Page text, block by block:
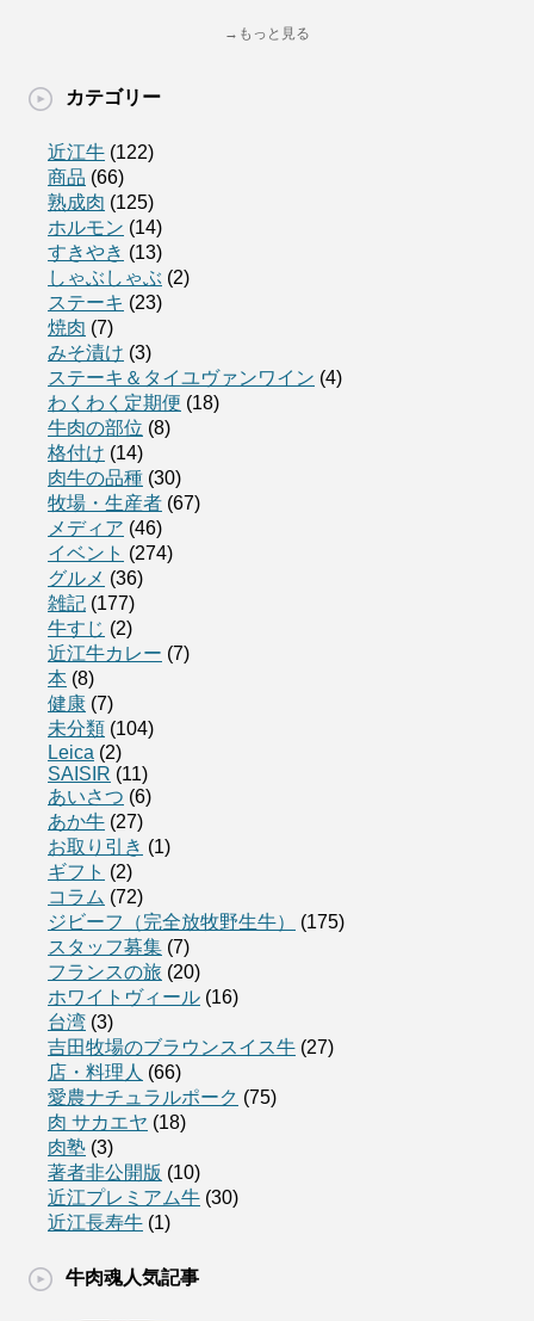
→もっと見る
カテゴリー
近江牛 (122)
商品 (66)
熟成肉 (125)
ホルモン (14)
すきやき (13)
しゃぶしゃぶ (2)
ステーキ (23)
焼肉 (7)
みそ漬け (3)
ステーキ＆タイユヴァンワイン (4)
わくわく定期便 (18)
牛肉の部位 (8)
格付け (14)
肉牛の品種 (30)
牧場・生産者 (67)
メディア (46)
イベント (274)
グルメ (36)
雑記 (177)
牛すじ (2)
近江牛カレー (7)
本 (8)
健康 (7)
未分類 (104)
Leica (2)
SAISIR (11)
あいさつ (6)
あか牛 (27)
お取り引き (1)
ギフト (2)
コラム (72)
ジビーフ（完全放牧野生牛）
(175)
スタッフ募集 (7)
フランスの旅 (20)
ホワイトヴィール (16)
台湾 (3)
吉田牧場のブラウンスイス牛 (27)
店・料理人 (66)
愛農ナチュラルポーク (75)
肉 サカエヤ (18)
肉塾 (3)
著者非公開版 (10)
近江プレミアム牛 (30)
近江長寿牛 (1)
牛肉魂人気記事